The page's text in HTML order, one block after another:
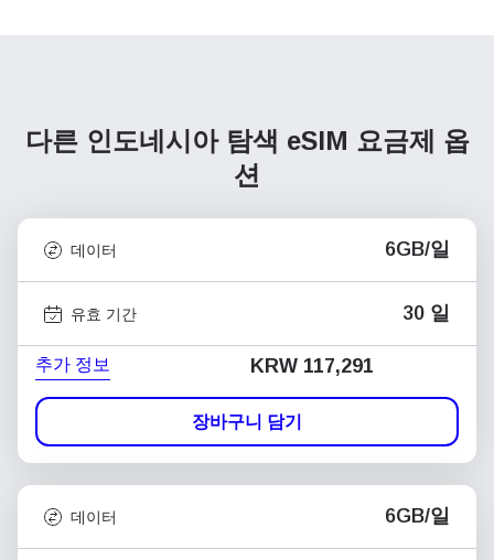
다른 인도네시아 탐색 eSIM 요금제 옵
션
데이터 6GB/일
유효 기간 30 일
추가 정보 KRW 117,291
장바구니 담기
데이터 6GB/일